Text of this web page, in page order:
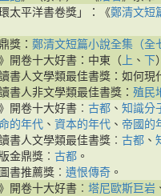
太平洋書卷獎」：《鄭清文短
獎： 鄭清文短篇小說全集（全
開卷十大好書：中東（ 上 、 下）
書人文學類最佳書獎：如何現
書人非文學類最佳書獎： 殖民
開卷十大好書︰ 古都 、 知識分
的年代 、 資本的年代 、 帝國的
書人文學類最佳書獎︰ 古都 、
金鼎獎︰ 古都 。
書推薦獎︰ 遺恨傳奇 。
開卷十大好書︰ 塔尼歐斯巨岩